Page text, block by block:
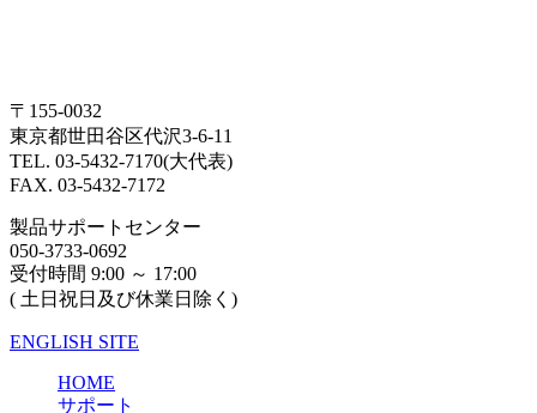
〒155-0032
東京都世田谷区代沢3-6-11
TEL. 03-5432-7170(大代表)
FAX. 03-5432-7172
製品サポートセンター
050-3733-0692
受付時間 9:00 ～ 17:00
( 土日祝日及び休業日除く)
ENGLISH SITE
HOME
サポート